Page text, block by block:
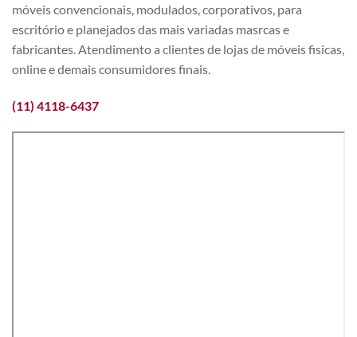
móveis convencionais, modulados, corporativos, para
escritório e planejados das mais variadas masrcas e
fabricantes. Atendimento a clientes de lojas de móveis fisicas,
online e demais consumidores finais.
(11) 4118-6437